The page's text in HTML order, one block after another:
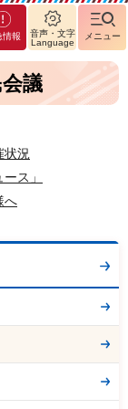
情報
音声・文字
Language
メニュー
議
状況
ス」
へ